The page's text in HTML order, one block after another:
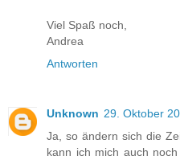
Viel Spaß noch,
Andrea
Antworten
Unknown 29. Oktober
Ja, so ändern sich die
kann ich mich auch